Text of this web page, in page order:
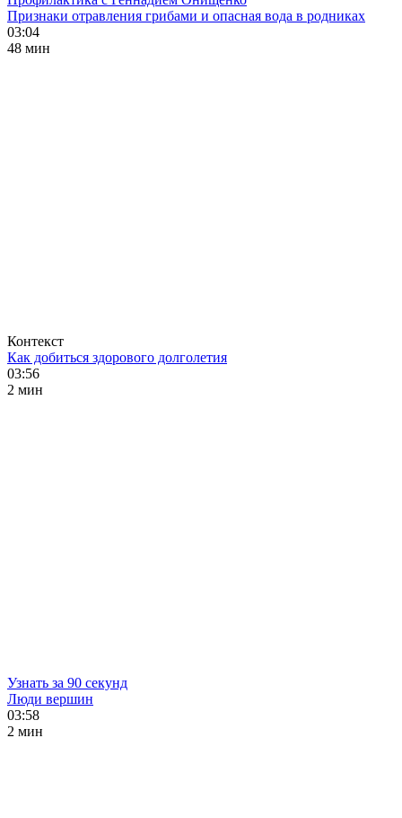
Признаки отравления грибами и опасная вода в родниках
03:04
48 мин
Контекст
Как добиться здорового долголетия
03:56
2 мин
Узнать за 90 секунд
Люди вершин
03:58
2 мин